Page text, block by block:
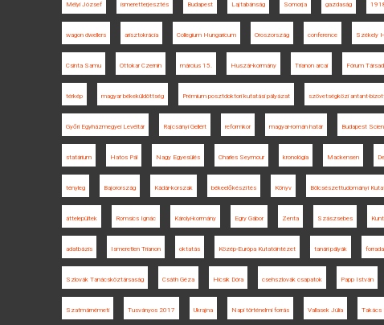
Mélyi József ismeretterjesztés Budapest Lajtabánság Somorja gazdaság
wagon dwellers arisztokrácia Collegium Hungaricum Oroszország conference Székely
Csinta Samu Ottokar Czernin március 15. Huszár-kormány Trianon arcai Fórum
térkép magyar békeküldöttség Prémium posztdoktori kutatási pályázat szövetségközi antant-
Győri Egyházmegyei Levéltár Rajcsányi Gellért reformkor magyar-román határ Budapest
statárium Hatos Pál Nagy Egyesülés Charles Seymour kronológia Mackensen
tényleg Bajorország Kádár-korszak békeelőkészítés Könyv Bölcsészettudományi
áttelepültek Romsics Ignác Károlyi-kormány Egry Gábor Zenta Szászsebes
adatbázis Ismeretlen Trianon oktatás Közép-Európa Kutatóintézet tanári pályák
Szlovák Tanácsköztársaság Csáth Géza Hicsik Dóra csehszlovák csapatok Papp István
Szatmárnémeti Tusványos 2017 Ukrajna Napi történelmi forrás Vallasek Júlia Takács